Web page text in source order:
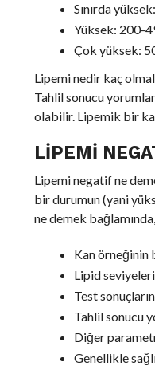
Sınırda
Yüksek: 200-
Çok yüksek:
Lipemi nedir kaç
Tahlil sonucu
olabilir. Lipemik bir
LIPEMI
Lipemi negatif ne
bir durumun (yani
ne demek
Kan örneğinin
Lipid
Test
Tahlil sonucu
Diğer
Genellikle